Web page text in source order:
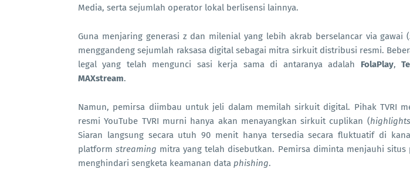
Media, serta sejumlah operator lokal berlisensi lainnya.
Guna menjaring generasi z dan milenial yang lebih akrab berselancar via gawai (
menggandeng sejumlah raksasa digital sebagai mitra sirkuit distribusi resmi.
legal yang telah mengunci sasi kerja sama di antaranya adalah FolaPlay,
MAXstream.
Namun, pemirsa diimbau untuk jeli dalam memilah sirkuit digital. Pihak TVRI
resmi YouTube TVRI murni hanya akan menayangkan sirkuit cuplikan (highlights
Siaran langsung secara utuh 90 menit hanya tersedia secara fluktuatif di
platformstreaming mitra yang telah disebutkan. Pemirsa diminta menjauhi situs
menghindari sengketa keamanan data phishing.